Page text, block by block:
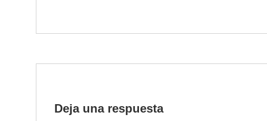
Deja una respuesta